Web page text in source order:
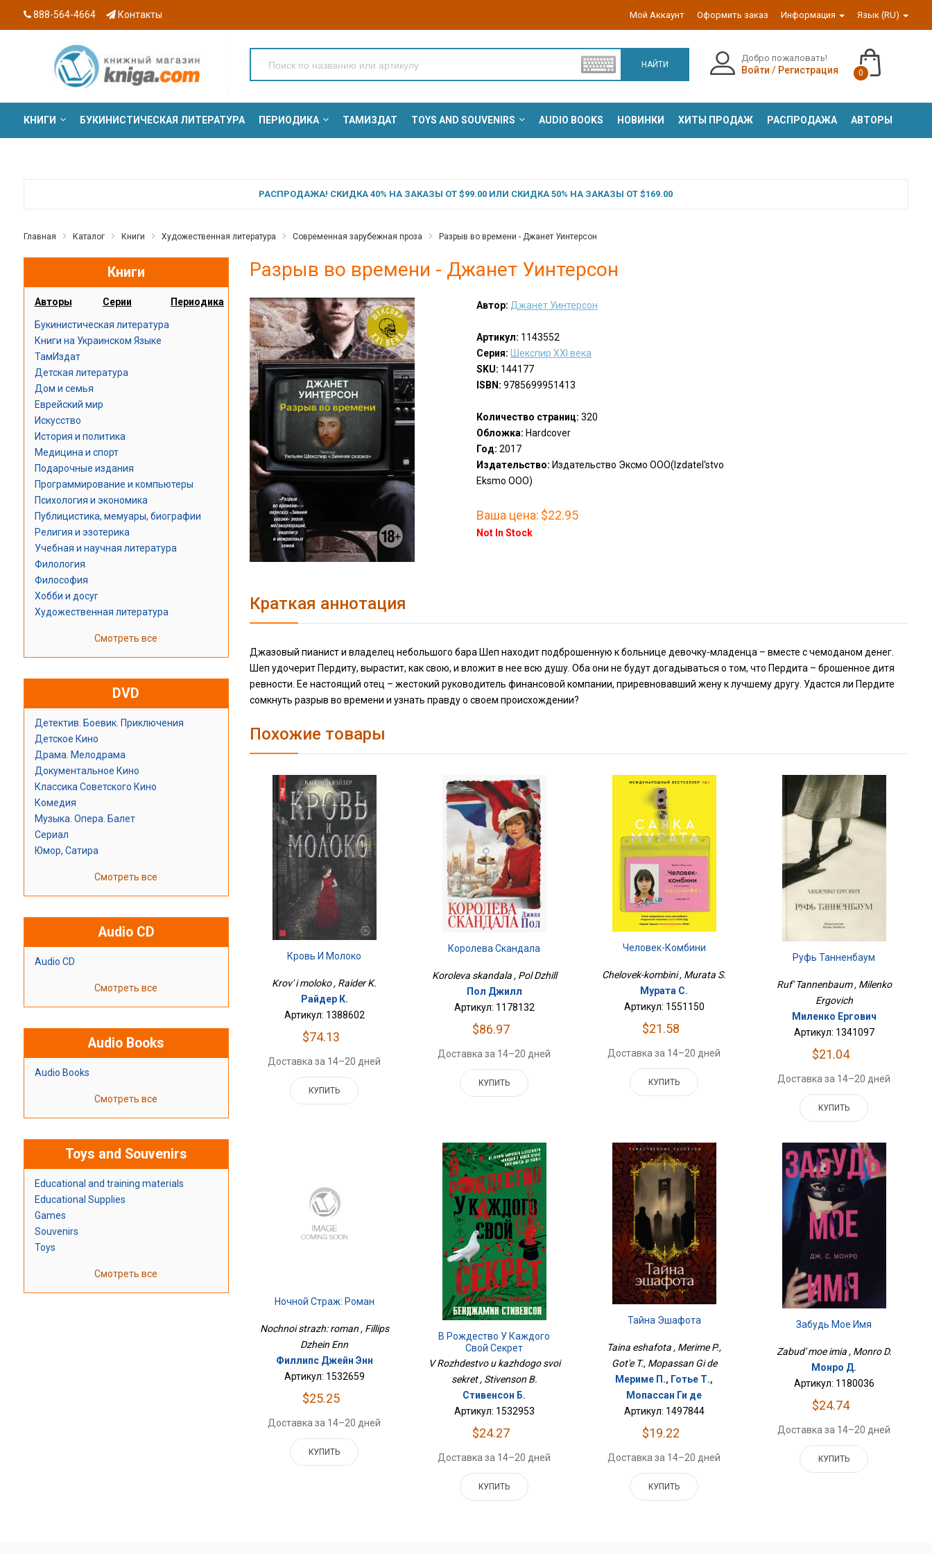
888-564-4664 Контакты Мой Аккаунт Оформить заказ Информация Язык (RU)
НАЙТИ
Добро пожаловать!
Войти / Регистрация 0
КНИГИ БУКИНИСТИЧЕСКАЯ ЛИТЕРАТУРА ПЕРИОДИКА ТАМИЗДАТ TOYS AND SOUVENIRS AUDIO BOOKS НОВИНКИ ХИТЫ ПРОДАЖ РАСПРОДАЖА АВТОРЫ
РАСПРОДАЖА! СКИДКА 40% НА ЗАКАЗЫ ОТ $99.00 ИЛИ СКИДКА 50% НА ЗАКАЗЫ ОТ $169.00
Главная Каталог Книги Художественная литература Современная зарубежная проза Разрыв во времени - Джанет Уинтерсон
Книги
Авторы Серии Периодика
Букинистическая литература
Книги на Украинском Языке
ТамИздат
Детская литература
Дом и семья
Еврейский мир
Искусство
История и политика
Медицина и спорт
Подарочные издания
Программирование и компьютеры
Психология и экономика
Публицистика, мемуары, биографии
Религия и эзотерика
Учебная и научная литература
Филология
Философия
Хобби и досуг
Художественная литература
Смотреть все
DVD
Детектив. Боевик. Приключения
Детское Кино
Драма. Мелодрама
Документальное Кино
Классика Советского Кино
Комедия
Музыка. Опера. Балет
Сериал
Юмор, Сатира
Смотреть все
Audio CD
Audio CD
Смотреть все
Audio Books
Audio Books
Смотреть все
Toys and Souvenirs
Educational and training materials
Educational Supplies
Games
Souvenirs
Toys
Смотреть все
Разрыв во времени - Джанет Уинтерсон
Автор: Джанет Уинтерсон
Артикул: 1143552
Серия:
Шекспир XXI века
SKU: 144177
ISBN: 9785699951413
Количество страниц: 320
Обложка: Hardcover
Год: 2017
Издательство: Издательство Эксмо ООО(Izdatel'stvo
Eksmo OOO)
Ваша цена: $22.95
Not In Stock
Краткая аннотация
Джазовый пианист и владелец небольшого бара Шеп находит подброшенную к больнице девочку-младенца – вместе с чемоданом денег.
Шеп удочерит Пердиту, вырастит, как свою, и вложит в нее всю душу. Оба они не будут догадываться о том, что Пердита – брошенное дитя
ревности. Ее настоящий отец – жестокий руководитель финансовой компании, приревновавший жену к лучшему другу. Удастся ли Пердите
сомкнуть разрыв во времени и узнать правду о своем происхождении?
Похожие товары
Кровь И Молоко
Krov' i moloko , Raider K.
Райдер К.
Артикул: 1388602
$74.13
Доставка за 14–20 дней
КУПИТЬ
Королева Скандала
Koroleva skandala , Pol Dzhill
Пол Джилл
Артикул: 1178132
$86.97
Доставка за 14–20 дней
КУПИТЬ
Человек-Комбини
Chelovek-kombini , Murata S.
Мурата С.
Артикул: 1551150
$21.58
Доставка за 14–20 дней
КУПИТЬ
Руфь Танненбаум
Ruf' Tannenbaum , Milenko
Ergovich
Миленко Ергович
Артикул: 1341097
$21.04
Доставка за 14–20 дней
КУПИТЬ
Ночной Страж: Роман
Nochnoi strazh: roman , Fillips
Dzhein Enn
Филлипс Джейн Энн
Артикул: 1532659
$25.25
Доставка за 14–20 дней
КУПИТЬ
В Рождество У Каждого
Свой Секрет
V Rozhdestvo u kazhdogo svoi
sekret , Stivenson B.
Стивенсон Б.
Артикул: 1532953
$24.27
Доставка за 14–20 дней
КУПИТЬ
Тайна Эшафота
Taina eshafota , Merime P.,
Got'e T., Mopassan Gi de
Мериме П., Готье Т.,
Мопассан Ги де
Артикул: 1497844
$19.22
Доставка за 14–20 дней
КУПИТЬ
Забудь Мое Имя
Zabud' moe imia , Monro D.
Монро Д.
Артикул: 1180036
$24.74
Доставка за 14–20 дней
КУПИТЬ